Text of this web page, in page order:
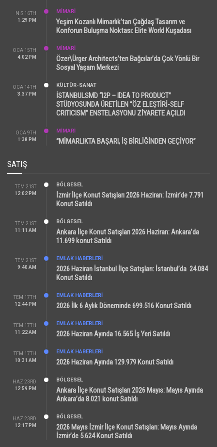
NIS 16TH
1:29 PM
MİMARİ
Yeşim Kozanlı Mimarlık’tan Çağdaş Tasarım ve
Konforun Buluşma Noktası: Elite World Kuşadası
OCA 15TH
4:02 PM
MİMARİ
Özer\Ürger Architects’ten Bağcılar’da Çok Yönlü Bir
Sosyal Yaşam Merkezi
OCA 14TH
3:37 PM
KÜLTÜR-SANAT
İSTANBULSMD “I2P – IDEA TO PRODUCT”
STÜDYOSUNDA ÜRETİLEN “ÖZ ELEŞTİRİ-SELF
CRITICISM” ENSTELASYONU ZİYARETE AÇILDI
OCA 9TH
1:38 PM
MİMARİ
“MİMARLIKTA BAŞARI, İŞ BİRLİĞİNDEN GEÇİYOR”
SATIŞ
TEM 21ST
12:02 PM
BÖLGESEL
İzmir İlçe Konut Satışları 2026 Haziran: İzmir’de 7.791
Konut Satıldı
TEM 21ST
11:11 AM
BÖLGESEL
Ankara İlçe Konut Satışları 2026 Haziran: Ankara’da
11.699 konut Satıldı
TEM 21ST
9:40 AM
EMLAK HABERLERI
2026 Haziran İstanbul İlçe Satışları: İstanbul’da 24.084
Konut Satıldı
TEM 17TH
12:44 PM
EMLAK HABERLERI
2026 İlk 6 Aylık Döneminde 699.516 Konut Satıldı
TEM 17TH
11:22 AM
EMLAK HABERLERI
2026 Haziran Ayında 16.565 İş Yeri Satıldı
TEM 17TH
10:31 AM
EMLAK HABERLERI
2026 Haziran Ayında 129.979 Konut Satıldı
HAZ 23RD
12:59 PM
BÖLGESEL
Ankara İlçe Konut Satışları 2026 Mayıs: Mayıs Ayında
Ankara’da 8.021 konut Satıldı
HAZ 23RD
12:17 PM
BÖLGESEL
2026 Mayıs İzmir İlçe Konut Satışları: Mayıs Ayında
İzmir’de 5.624 Konut Satıldı